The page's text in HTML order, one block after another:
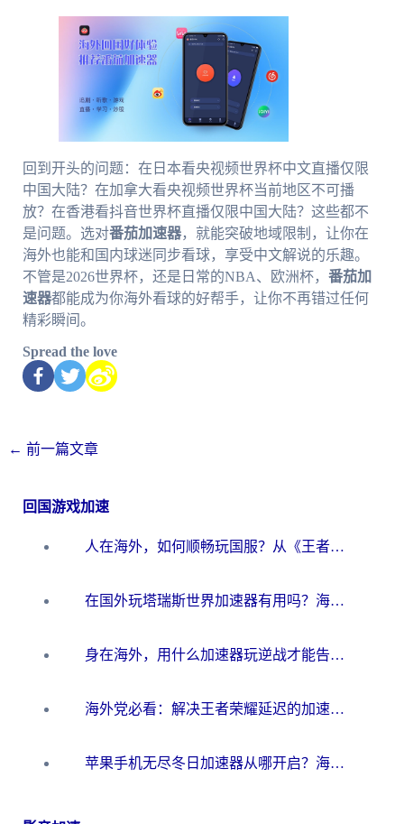
回到开头的问题：在日本看央视频世界杯中文直播仅限
中国大陆？在加拿大看央视频世界杯当前地区不可播
放？在香港看抖音世界杯直播仅限中国大陆？这些都不
是问题。选对番茄加速器，就能突破地域限制，让你在
海外也能和国内球迷同步看球，享受中文解说的乐趣。
不管是2026世界杯，还是日常的NBA、欧洲杯， 番茄加
速器都能成为你海外看球的好帮手，让你不再错过任何
精彩瞬间。
Spread the love
← 前一篇文章
回国游戏加速
人在海外，如何顺畅玩国服？从《王者荣耀》到《云图计划》的加速器终极指南
在国外玩塔瑞斯世界加速器有用吗？海外玩家亲测后的真实答案
身在海外，用什么加速器玩逆战才能告别延迟？
海外党必看：解决王者荣耀延迟的加速器终极指南——从EVE到猫和老鼠，一个工具全搞定
苹果手机无尽冬日加速器从哪开启？海外玩家的冬日生存指南